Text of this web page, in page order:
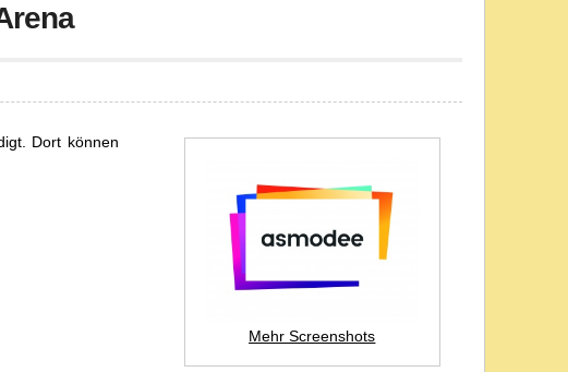
Mehr Screenshots
Dort können